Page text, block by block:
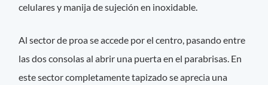
celulares y manija de sujeción en inoxidable.
Al sector de proa se accede por el centro, pasando entre
las dos consolas al abrir una puerta en el parabrisas. En
este sector completamente tapizado se aprecia una